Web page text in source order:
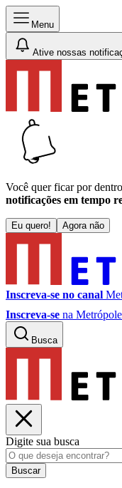
Menu
Ative nossas
Você quer ficar por
notificações em tempo
Eu quero! Agora não
Inscreva-se no canal
Inscreva-se na
Busca
Digite sua busca
Buscar